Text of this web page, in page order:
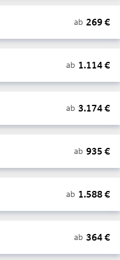
ab 269€
ab 1.114€
ab 3.174€
ab 935 €
ab 1.588€
ab 364€